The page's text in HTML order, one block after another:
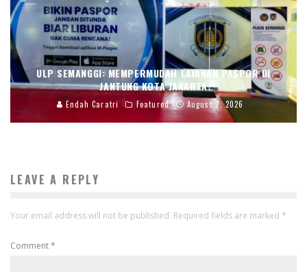
ULP SEMANGGI: MEMPERMUDAH LAYANAN PASPOR DI
JANTUNG KOTA JAKARTA
Endah Caratri Featured August 7, 2026
LEAVE A REPLY
Your email address will not be published. Required fields are marked *
Comment*